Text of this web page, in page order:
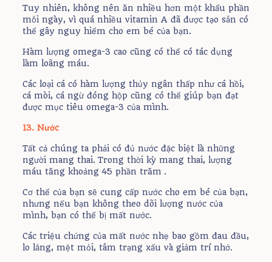
Tuy nhiên, không nên ăn nhiều hơn một khẩu phần
mỗi ngày, vì quá nhiều vitamin A đã được tạo sẵn có
thể gây nguy hiểm cho em bé của bạn.
Hàm lượng omega-3 cao cũng có thể có tác dụng
làm loãng máu.
Các loại cá có hàm lượng thủy ngân thấp như cá hồi,
cá mòi, cá ngừ đóng hộp cũng có thể giúp bạn đạt
được mục tiêu omega-3 của mình.
13. Nước
Tất cả chúng ta phải có đủ nước đặc biệt là những
người mang thai. Trong thời kỳ mang thai, lượng
máu tăng khoảng 45 phần trăm .
Cơ thể của bạn sẽ cung cấp nước cho em bé của bạn,
nhưng nếu bạn không theo dõi lượng nước của
mình, bạn có thể bị mất nước.
Các triệu chứng của mất nước nhẹ bao gồm đau đầu,
lo lắng, mệt mỏi, tâm trạng xấu và giảm trí nhớ.